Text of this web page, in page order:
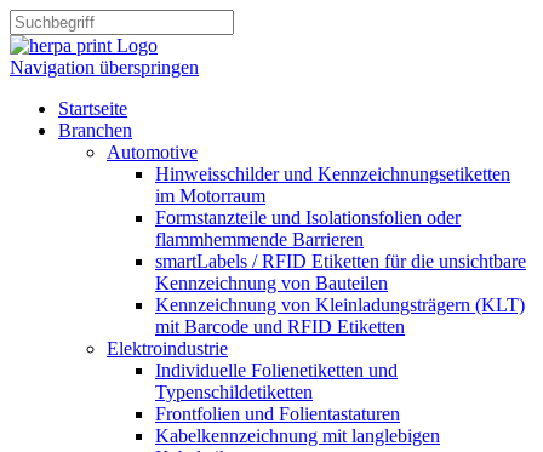
Navigation überspringen
Startseite
Branchen
Automotive
Hinweisschilder und Kennzeichnungsetiketten
im Motorraum
Formstanzteile und Isolationsfolien oder
flammhemmende Barrieren
smartLabels / RFID Etiketten für die unsichtbare
Kennzeichnung von Bauteilen
Kennzeichnung von Kleinladungsträgern (KLT)
mit Barcode und RFID Etiketten
Elektroindustrie
Individuelle Folienetiketten und
Typenschildetiketten
Frontfolien und Folientastaturen
Kabelkennzeichnung mit langlebigen